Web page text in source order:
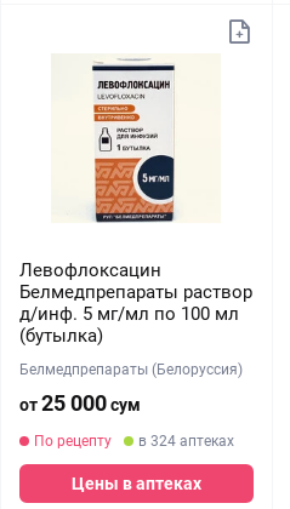
Левофлоксацин
Белмедпрепараты раствор
д/инф. 5 мг/мл по 100 мл
(бутылка)
Белмедпрепараты (Белоруссия)
от25 000сум
По рецепту в 324 аптеках
Цены в аптеках